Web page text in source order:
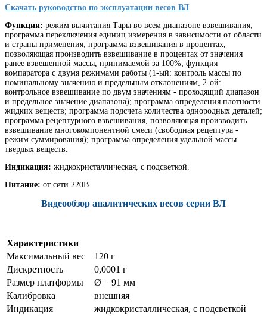
Скачать руководство по эксплуатации весов ВЛ
Функции: режим вычитания Тары во всем диапазоне взвешивания;
программа переключения единиц измерения в зависимости от области
и страны применения; программа взвешивания в процентах,
позволяющая производить взвешивание в процентах от значения
ранее взвешенной массы, принимаемой за 100%; функция
компаратора с двумя режимами работы (1-ый: контроль массы по
номинальному значению и предельным отклонениям, 2-ой:
контрольное взвешивание по двум значениям - проходящий диапазон
и предельное значение диапазона); программа определения плотности
жидких веществ; программа подсчета количества однородных деталей;
программа рецептурного взвешивания, позволяющая производить
взвешивание многокомпонентной смеси (свободная рецептура -
режим суммирования); программа определения удельной массы
твердых веществ.
Индикация: жидкокристаллическая, с подсветкой.
Питание: от сети 220В.
Видеообзор аналитических весов серии ВЛ
Характеристики
Максимальный вес
120 г
Дискретность
0,0001 г
Размер платформы
Ø = 91 мм
Калибровка
внешняя
Индикация
жидкокристаллическая, с подсветкой